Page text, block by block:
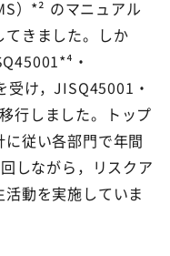
）*² のマニュアル
きました。しか
・
け，JISQ45001・
行しました。トップ
従い各部門で年間
しながら，リスクア
動を実施していま